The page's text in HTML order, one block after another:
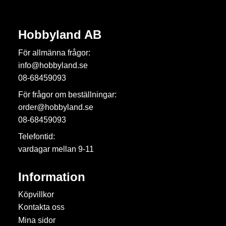
Hobbyland AB
För allmänna frågor:
info@hobbyland.se
08-68459093
För frågor om beställningar:
order@hobbyland.se
08-68459093
Telefontid:
vardagar mellan 9-11
Information
Köpvillkor
Kontakta oss
Mina sidor